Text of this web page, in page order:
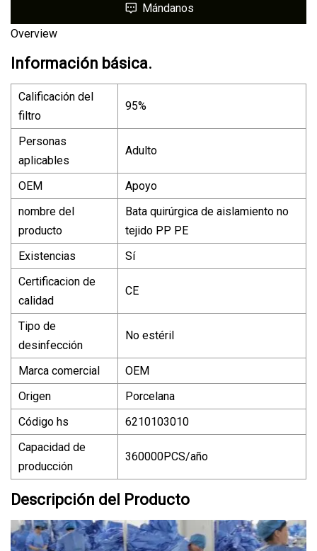
Mándanos
Overview
Información básica.
Calificación del
filtro
95%
Personas
aplicables
Adulto
OEM
Apoyo
nombre del
producto
Bata quirúrgica de aislamiento no
tejido PP PE
Existencias
Sí
Certificacion de
calidad
CE
Tipo de
desinfección
No estéril
Marca comercial
OEM
Origen
Porcelana
Código hs
6210103010
Capacidad de
producción
360000PCS/año
Descripción del Producto